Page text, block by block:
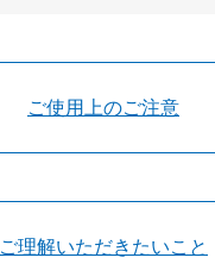
ご使用上のご注意
ご理解いただきたいこと